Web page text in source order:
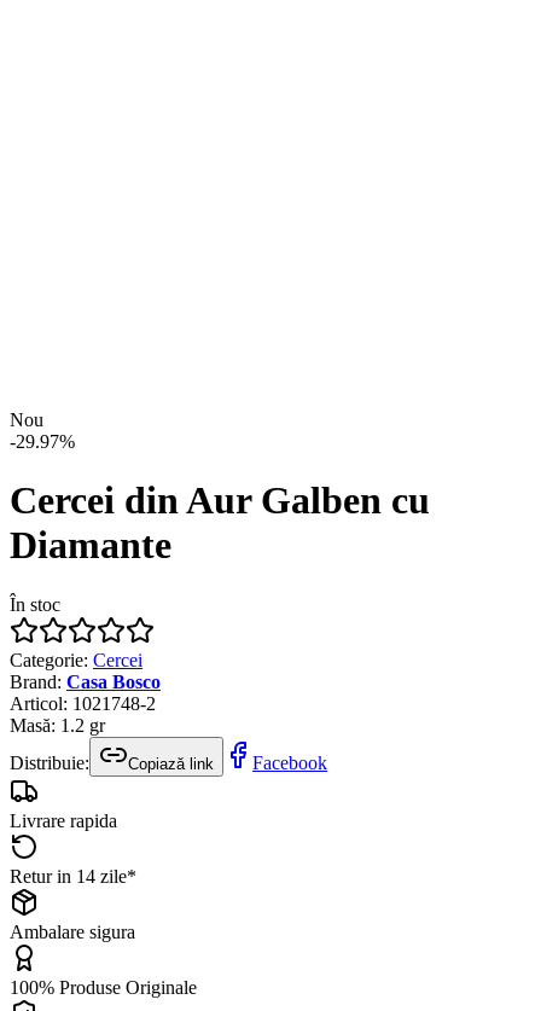
Nou
-29.97%
Cercei din Aur Galben cu
Diamante
În stoc
Categorie: Cercei
Brand: Casa Bosco
Articol: 1021748-2
Masă: 1.2 gr
Distribuie:
Copiază link Facebook
Livrare rapida
Retur in 14 zile*
Ambalare sigura
100% Produse Originale